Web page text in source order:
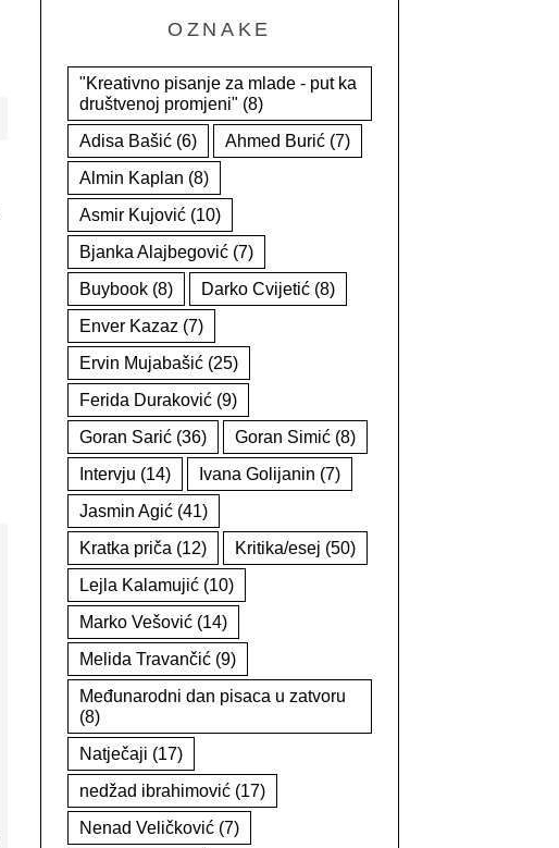
OZNAKE
"Kreativno pisanje za mlade - put ka
društvenoj promjeni" (8)
Adisa Bašić (6) Ahmed Burić (7)
Almin Kaplan (8)
Asmir Kujović (10)
Bjanka Alajbegović (7)
Buybook (8) Darko Cvijetić (8)
Enver Kazaz (7)
Ervin Mujabašić (25)
Ferida Duraković (9)
Goran Sarić (36) Goran Simić (8)
Intervju (14) Ivana Golijanin (7)
Jasmin Agić (41)
Kratka priča (12) Kritika/esej (50)
Lejla Kalamujić (10)
Marko Vešović (14)
Melida Travančić (9)
Međunarodni dan pisaca u zatvoru
(8)
Natječaji (17)
nedžad ibrahimović (17)
Nenad Veličković (7)